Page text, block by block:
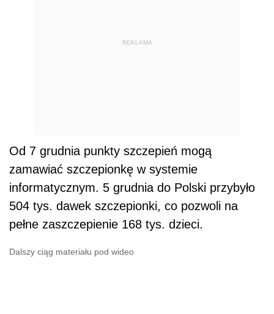
REKLAMA
Od 7 grudnia punkty szczepień mogą
zamawiać szczepionkę w systemie
informatycznym. 5 grudnia do Polski przybyło
504 tys. dawek szczepionki, co pozwoli na
pełne zaszczepienie 168 tys. dzieci.
Dalszy ciąg materiału pod wideo